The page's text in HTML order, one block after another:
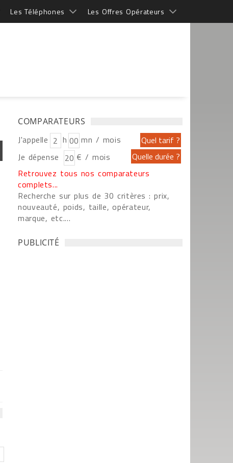
Les Téléphones Les Offres Opérateurs
COMPARATEURS
J'appelle h
mn / mois
Je dépense
€ / mois
Retrouvez tous nos comparateurs
complets...
Recherche sur plus de 30 critères : prix,
nouveauté, poids, taille, opérateur,
marque, etc....
PUBLICITÉ